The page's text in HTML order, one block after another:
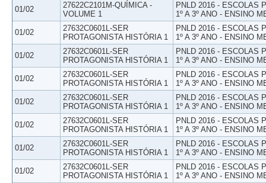
01/02
27622C2101M-QUÍMICA -
VOLUME 1
PNLD 2016 - ESCOLAS
1º A 3º ANO - ENSINO
01/02
27632C0601L-SER
PROTAGONISTA HISTÓRIA 1
PNLD 2016 - ESCOLAS
1º A 3º ANO - ENSINO
01/02
27632C0601L-SER
PROTAGONISTA HISTÓRIA 1
PNLD 2016 - ESCOLAS
1º A 3º ANO - ENSINO
01/02
27632C0601L-SER
PROTAGONISTA HISTÓRIA 1
PNLD 2016 - ESCOLAS
1º A 3º ANO - ENSINO
01/02
27632C0601L-SER
PROTAGONISTA HISTÓRIA 1
PNLD 2016 - ESCOLAS
1º A 3º ANO - ENSINO
01/02
27632C0601L-SER
PROTAGONISTA HISTÓRIA 1
PNLD 2016 - ESCOLAS
1º A 3º ANO - ENSINO
01/02
27632C0601L-SER
PROTAGONISTA HISTÓRIA 1
PNLD 2016 - ESCOLAS
1º A 3º ANO - ENSINO
01/02
27632C0601L-SER
PROTAGONISTA HISTÓRIA 1
PNLD 2016 - ESCOLAS
1º A 3º ANO - ENSINO